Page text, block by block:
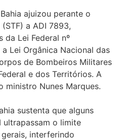
ajuizou perante o
a ADI 7893,
Lei Federal nº
Lei Orgânica Nacional das
de Bombeiros Militares
e dos Territórios. A
ministro Nunes Marques.
sustenta que alguns
o limite
interferindo